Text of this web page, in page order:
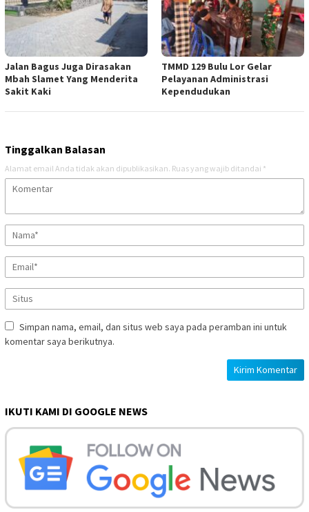
Jalan Bagus Juga Dirasakan
Mbah Slamet Yang Menderita
Sakit Kaki
TMMD 129 Bulu Lor Gelar
Pelayanan Administrasi
Kependudukan
Tinggalkan Balasan
Alamat email Anda tidak akan dipublikasikan. Ruas yang wajib ditandai *
Simpan nama, email, dan situs web saya pada peramban ini untuk
komentar saya berikutnya.
IKUTI KAMI DI GOOGLE NEWS